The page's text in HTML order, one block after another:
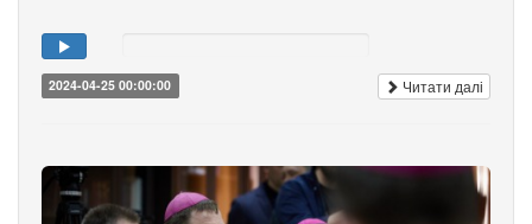
2024-04-25 00:00:00 Читати далі